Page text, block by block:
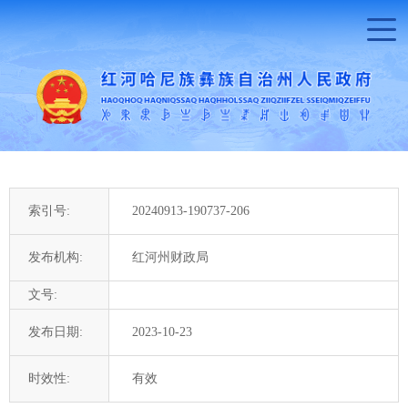
索引号: 20240913-190737-206
发布机构: 红河州财政局
文号:
发布日期: 2023-10-23
时效性: 有效